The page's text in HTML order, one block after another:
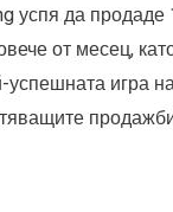
успя да
от месец,
успешната игра
продажби